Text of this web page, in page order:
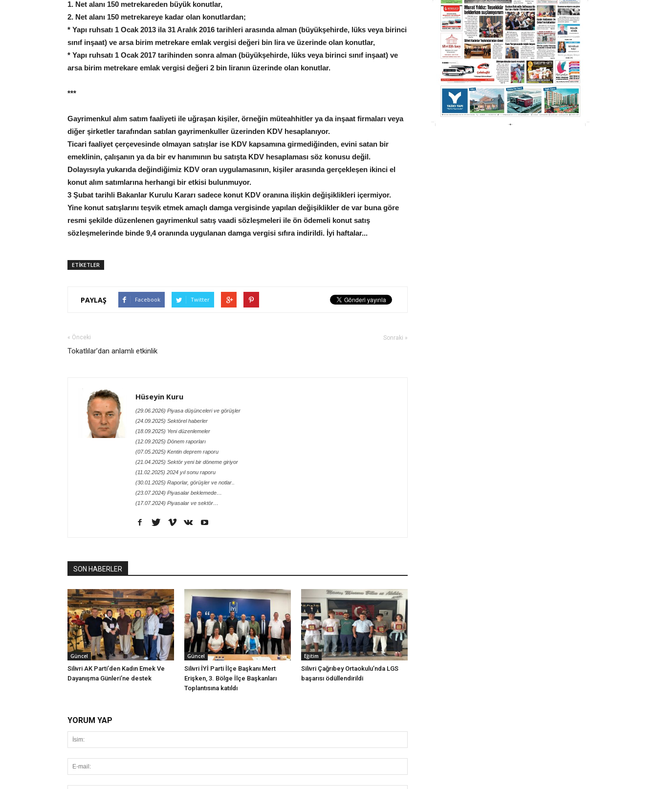
1. Net alanı 150 metrekareden büyük konutlar,
2. Net alanı 150 metrekareye kadar olan konutlardan;
* Yapı ruhsatı 1 Ocak 2013 ila 31 Aralık 2016 tarihleri arasında alman (büyükşehirde, lüks veya birinci
sınıf inşaat) ve arsa birim metrekare emlak vergisi değeri bin lira ve üzerinde olan konutlar,
* Yapı ruhsatı 1 Ocak 2017 tarihinden sonra alman (büyükşehirde, lüks veya birinci sınıf inşaat) ve
arsa birim metrekare emlak vergisi değeri 2 bin liranın üzerinde olan konutlar.
***
Gayrimenkul alım satım faaliyeti ile uğraşan kişiler, örneğin müteahhitler ya da inşaat firmaları veya
diğer şirketler tarafından satılan gayrimenkuller üzerinden KDV hesaplanıyor.
Ticari faaliyet çerçevesinde olmayan satışlar ise KDV kapsamına girmediğinden, evini satan bir
emeklinin, çalışanın ya da bir ev hanımının bu satışta KDV hesaplaması söz konusu değil.
Dolayısıyla yukarıda değindiğimiz KDV oran uygulamasının, kişiler arasında gerçekleşen ikinci el
konut alım satımlarına herhangi bir etkisi bulunmuyor.
3 Şubat tarihli Bakanlar Kurulu Kararı sadece konut KDV oranına ilişkin değişiklikleri içermiyor.
Yine konut satışlarını teşvik etmek amaçlı damga vergisinde yapılan değişiklikler de var buna göre
resmi şekilde düzenlenen gayrimenkul satış vaadi sözleşmeleri ile ön ödemeli konut satış
sözleşmelerinde binde 9,4 oranında uygulanan damga vergisi sıfıra indirildi. İyi haftalar...
ETİKETLER
PAYLAŞ Facebook Twitter
« Önceki
Tokatlılar’dan anlamlı etkinlik
Sonraki »
Hüseyin Kuru
(29.06.2026) Piyasa düşünceleri ve görüşler
(24.09.2025) Sektörel haberler
(18.09.2025) Yeni düzenlemeler
(12.09.2025) Dönem raporları
(07.05.2025) Kentin deprem raporu
(21.04.2025) Sektör yeni bir döneme giriyor
(11.02.2025) 2024 yıl sonu raporu
(30.01.2025) Raporlar, görüşler ve notlar..
(23.07.2024) Piyasalar beklemede…
(17.07.2024) Piyasalar ve sektör…
SON HABERLER
Güncel
Silivri AK Parti’den Kadın Emek Ve
Dayanışma Günleri’ne destek
Güncel
Silivri İYİ Parti İlçe Başkanı Mert
Erişken, 3. Bölge İlçe Başkanları
Toplantısına katıldı
Eğitim
Silivri Çağrıbey Ortaokulu’nda LGS
başarısı ödüllendirildi
YORUM YAP